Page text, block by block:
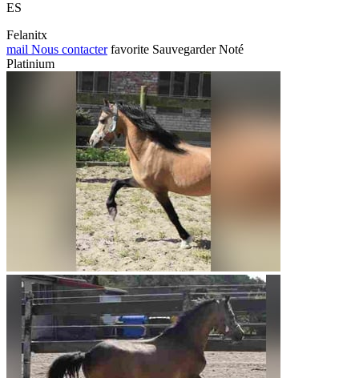
ES
Felanitx
mail Nous contacter favorite Sauvegarder Noté
Platinium